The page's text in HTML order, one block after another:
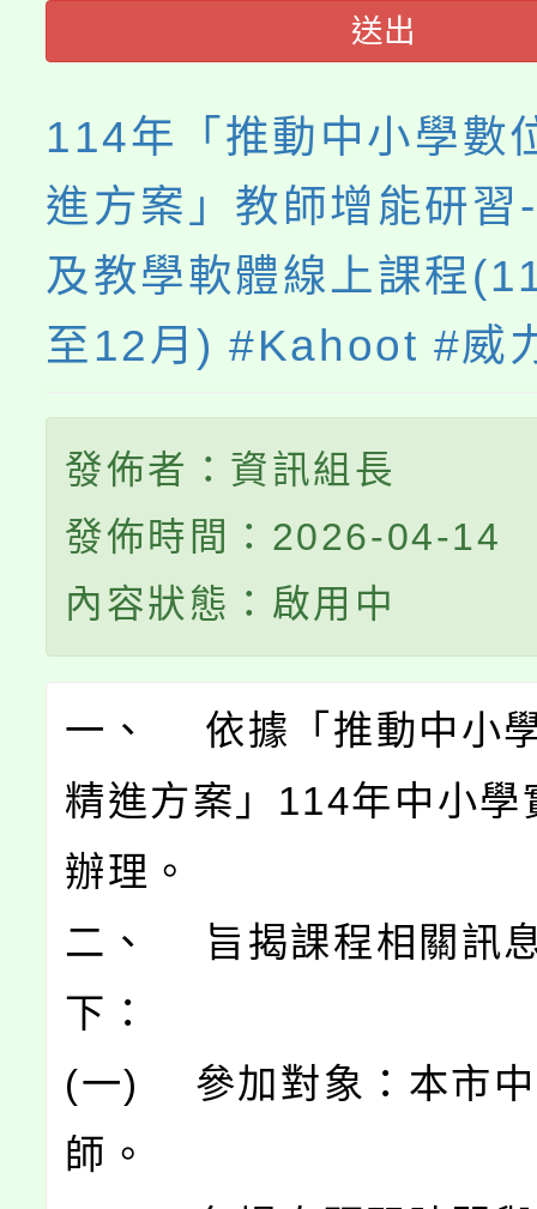
送出
114年「推動中小學數
進方案」教師增能研習
及教學軟體線上課程
至12月) #Kahoot #威
發佈者：資訊組長
發佈時間：2026-04-14
內容狀態：啟用中
一、 依據「推動中小
精進方案」114年中小學
辦理。
二、 旨揭課程相關訊
下：
(一) 參加對象：本市中
師。